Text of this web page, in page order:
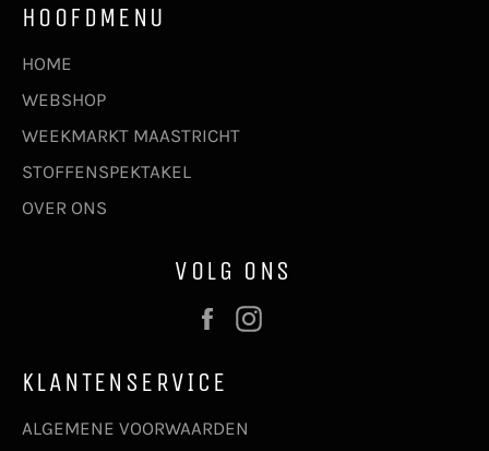
HOOFDMENU
HOME
WEBSHOP
WEEKMARKT MAASTRICHT
STOFFENSPEKTAKEL
OVER ONS
VOLG ONS
Facebook
KLANTENSERVICE
ALGEMENE VOORWAARDEN